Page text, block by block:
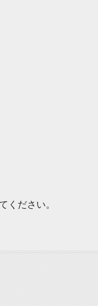
ください。